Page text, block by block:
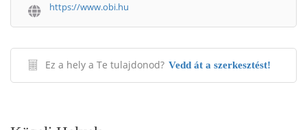
https://www.obi.hu
Ez a hely a Te tulajdonod? Vedd át a szerkesztést!